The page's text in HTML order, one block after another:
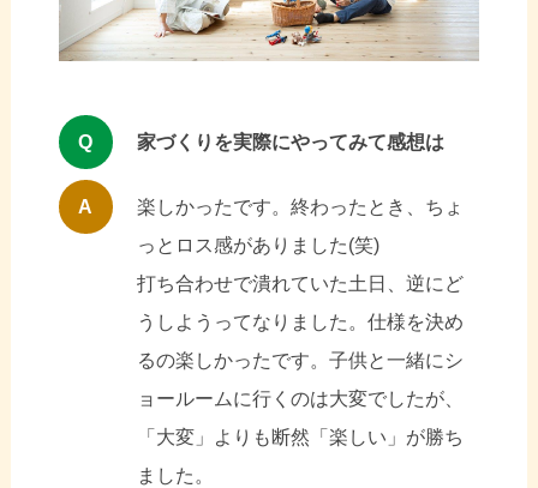
Q 家づくりを実際にやってみて感想は
A
楽しかったです。終わったとき、ちょ
っとロス感がありました(笑)
打ち合わせで潰れていた土日、逆にど
うしようってなりました。仕様を決め
るの楽しかったです。子供と一緒にシ
ョールームに行くのは大変でしたが、
「大変」よりも断然「楽しい」が勝ち
ました。